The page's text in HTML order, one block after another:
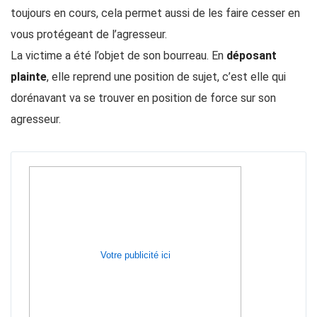
toujours en cours, cela permet aussi de les faire cesser en
vous protégeant de l’agresseur.
La victime a été l’objet de son bourreau. En déposant
plainte, elle reprend une position de sujet, c’est elle qui
dorénavant va se trouver en position de force sur son
agresseur.
Votre publicité ici